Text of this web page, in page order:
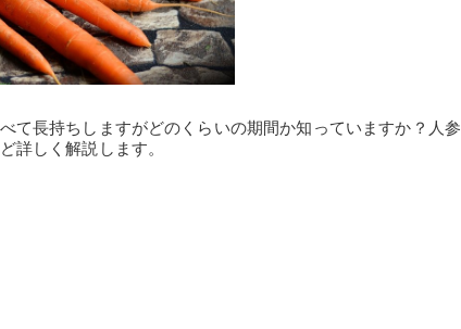
て長持ちしますがどのくらいの期間か知っていますか？人参
詳しく解説します。